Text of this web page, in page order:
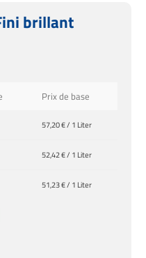
brillant
Prix de base
57,20 € / 1 Liter
52,42 € / 1 Liter
51,23 € / 1 Liter